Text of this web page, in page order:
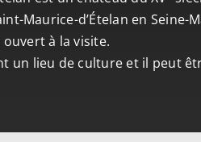
Maurice-d’Ételan en Seine-
à la visite.
un lieu de culture et il peut